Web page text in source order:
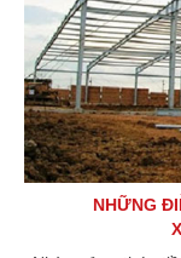
NHỮNG